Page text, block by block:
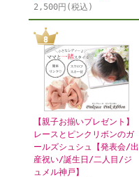
2,500円(税込)
【親子お揃いプレゼント】
レースとピンクリボンのガ
ールズシュシュ【発表会/出
産祝い/誕生日/二人目/ジ
ュメル神戸】